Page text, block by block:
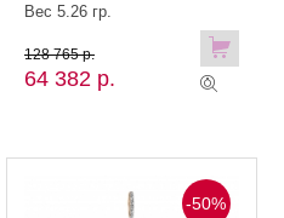
Вес 5.26 гр.
64 382 р.
128 765 р.
-50%